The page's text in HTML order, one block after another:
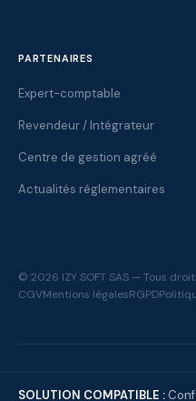
PARTENAIRES
Expert-comptable
Revendeur / Intégrateur
Centre de gestion agréé
Actualités réglementaires
© 2026 IZY SOFT SAS — Tous
CGVMentions légalesRGPD
SOLUTION COMPATIBLE :